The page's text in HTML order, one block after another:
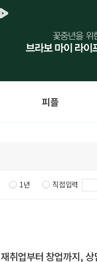
피플
1년 직접입력
재취업부터 창업까지,